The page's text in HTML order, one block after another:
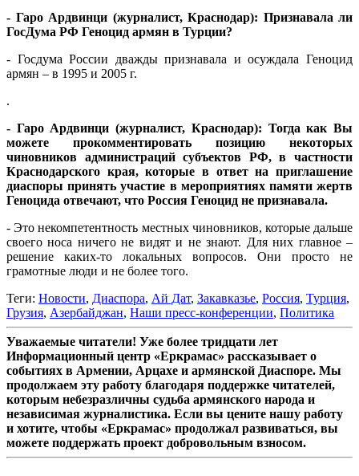
- Гаро Ардвинци (журналист, Краснодар): Признавала ли
ГосДума РФ Геноцид армян в Турции?
- Госдума России дважды признавала и осуждала Геноцид
армян – в 1995 и 2005 г.
.
- Гаро Ардвинци (журналист, Краснодар): Тогда как Вы
можете прокомментировать позицию некоторых
чиновников администраций субъектов РФ, в частности
Краснодарского края, которые в ответ на приглашение
диаспоры принять участие в мероприятиях памяти жертв
Геноцида отвечают, что Россия Геноцид не признавала.
- Это некомпетентность местных чиновников, которые дальше
своего носа ничего не видят и не знают. Для них главное –
решение каких-то локальных вопросов. Они просто не
грамотные люди и не более того.
Теги: Новости, Диаспора, Ай Дат, Закавказье, Россия, Турция,
Грузия, Азербайджан, Наши пресс-конференции, Политика
Уважаемые читатели! Уже более тридцати лет
Информационный центр «Еркрамас» рассказывает о
событиях в Армении, Арцахе и армянской Диаспоре. Мы
продолжаем эту работу благодаря поддержке читателей,
которым небезразличны судьба армянского народа и
независимая журналистика. Если вы цените нашу работу
и хотите, чтобы «Еркрамас» продолжал развиваться, вы
можете поддержать проект добровольным взносом.